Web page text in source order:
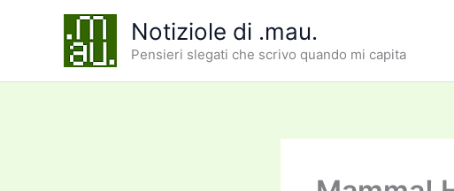
Notiziole di .mau.
Pensieri slegati che scrivo quando mi capita